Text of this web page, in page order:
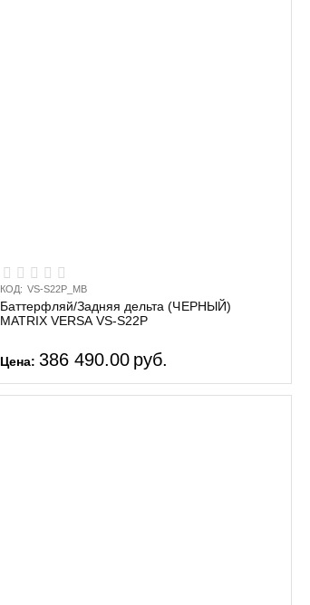
КОД: VS-S22P_MB
Баттерфляй/Задняя дельта (ЧЕРНЫЙ)
MATRIX VERSA VS-S22P
Цена: 386 490.00 руб.